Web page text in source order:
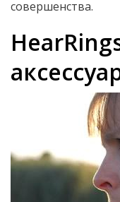
совершенства.